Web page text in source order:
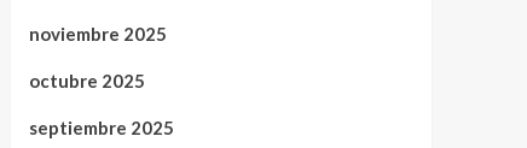
noviembre 2025
octubre 2025
septiembre 2025